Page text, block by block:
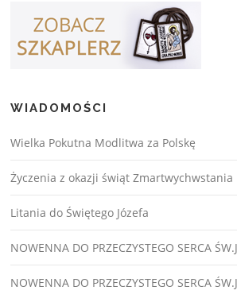
WIADOMOŚCI
Wielka Pokutna Modlitwa za Polskę
Życzenia z okazji świąt Zmartwychwstania
Litania do Świętego Józefa
NOWENNA DO PRZECZYSTEGO SERCA
NOWENNA DO PRZECZYSTEGO SERCA